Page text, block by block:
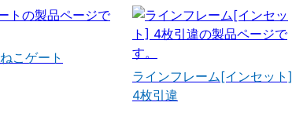
ねこゲート
ラインフレーム[インセット]
4枚引違